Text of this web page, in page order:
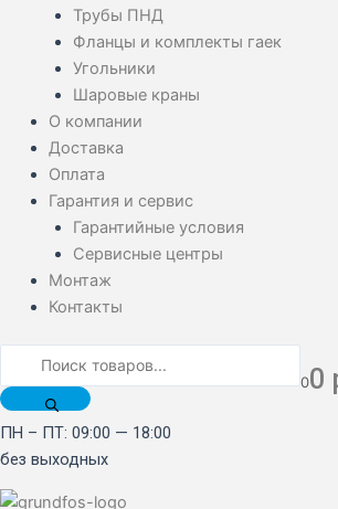
Трубы ПНД
Фланцы и комплекты гаек
Угольники
Шаровые краны
О компании
Доставка
Оплата
Гарантия и сервис
Гарантийные условия
Сервисные центры
Монтаж
Контакты
00
ПН – ПТ: 09:00 — 18:00
без выходных